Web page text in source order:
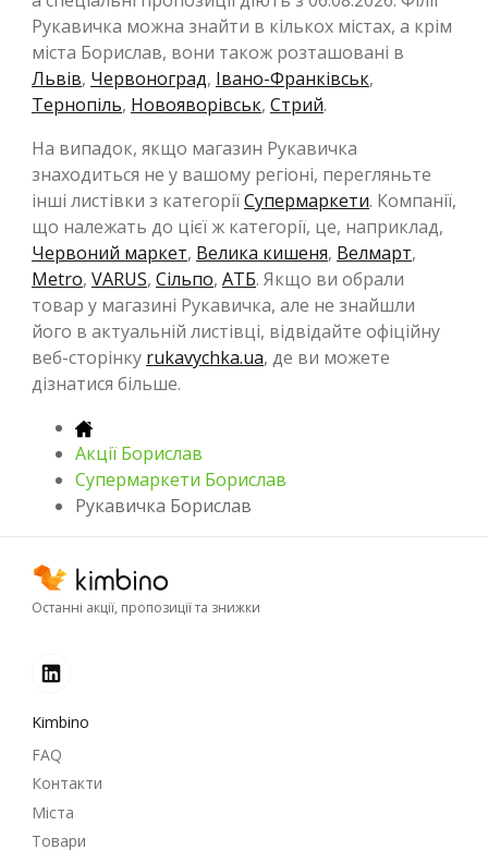
Рукавичка можна знайти в кількох містах, а крім
міста Борислав, вони також розташовані в
Львів, Червоноград, Івано-Франківськ,
Тернопіль, Новояворівськ, Стрий.
На випадок, якщо магазин Рукавичка
знаходиться не у вашому регіоні, перегляньте
інші листівки з категоріїСупермаркети. Компанії,
що належать до цієї ж категорії, це, наприклад,
Червоний маркет, Велика кишеня, Велмарт,
Metro, VARUS, Сільпо, АТБ. Якщо ви обрали
товар у магазині Рукавичка, але не знайшли
його в актуальній листівці, відвідайте офіційну
веб-сторінку rukavychka.ua, де ви можете
дізнатися більше.
Акції Борислав
Супермаркети Борислав
Рукавичка Борислав
Останні акції, пропозиції та знижки
Kimbino
FAQ
Контакти
Міста
Товари